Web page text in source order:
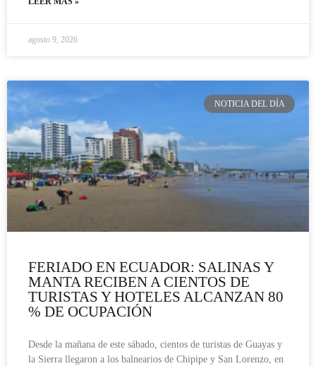
agosto 9, 2026
NOTICIA DEL DÍA
FERIADO EN ECUADOR: SALINAS Y
MANTA RECIBEN A CIENTOS DE
TURISTAS Y HOTELES ALCANZAN 80
% DE OCUPACIÓN
Desde la mañana de este sábado, cientos de turistas de Guayas y
la Sierra llegaron a los balnearios de Chipipe y San Lorenzo, en